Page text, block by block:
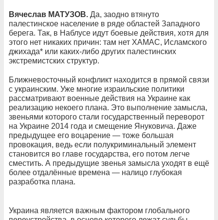
Вячеслав МАТУЗОВ. Да, заодно втянуто
палестинское население в ряде областей Западного
берега. Так, в Наблусе идут боевые действия, хотя для
этого нет никаких причин: там нет ХАМАС, Исламского
джихада* или каких-либо других палестинских
экстремистских структур.
Ближневосточный конфликт находится в прямой связи
с украинским. Уже многие израильские политики
рассматривают военные действия на Украине как
реализацию некоего плана. Это выполнение замысла,
звеньями которого стали государственный переворот
на Украине 2014 года и смещение Януковича. Даже
предыдущее его воцарение — тоже большая
провокация, ведь если полукриминальный элемент
становится во главе государства, его потом легче
сместить. А предыдущие звенья замысла уходят в ещё
более отдалённые времена — налицо глубокая
разработка плана.
Украина является важным фактором глобального